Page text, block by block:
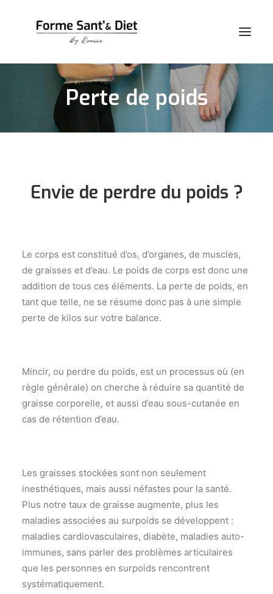
Accueil
Qui suis-je ?
Contact
Perte de poids
Envie de perdre du poids ?
Le corps est constitué d’os, d’organes, de muscles,
de graisses et d’eau. Le poids de corps est donc une
addition de tous ces éléments. La perte de poids, en
tant que telle, ne se résume donc pas à une simple
perte de kilos sur votre balance.
Mincir, ou perdre du poids, est un processus où (en
règle générale) on cherche à réduire sa quantité de
graisse corporelle, et aussi d’eau sous-cutanée en
cas de rétention d’eau.
Les graisses stockées sont non seulement
inesthétiques, mais aussi néfastes pour la santé.
Plus notre taux de graisse augmente, plus les
maladies associées au surpoids se développent :
maladies cardiovasculaires, diabète, maladies auto-
immunes, sans parler des problèmes articulaires
que les personnes en surpoids rencontrent
systématiquement.